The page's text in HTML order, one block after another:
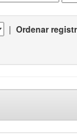
| Ordenar